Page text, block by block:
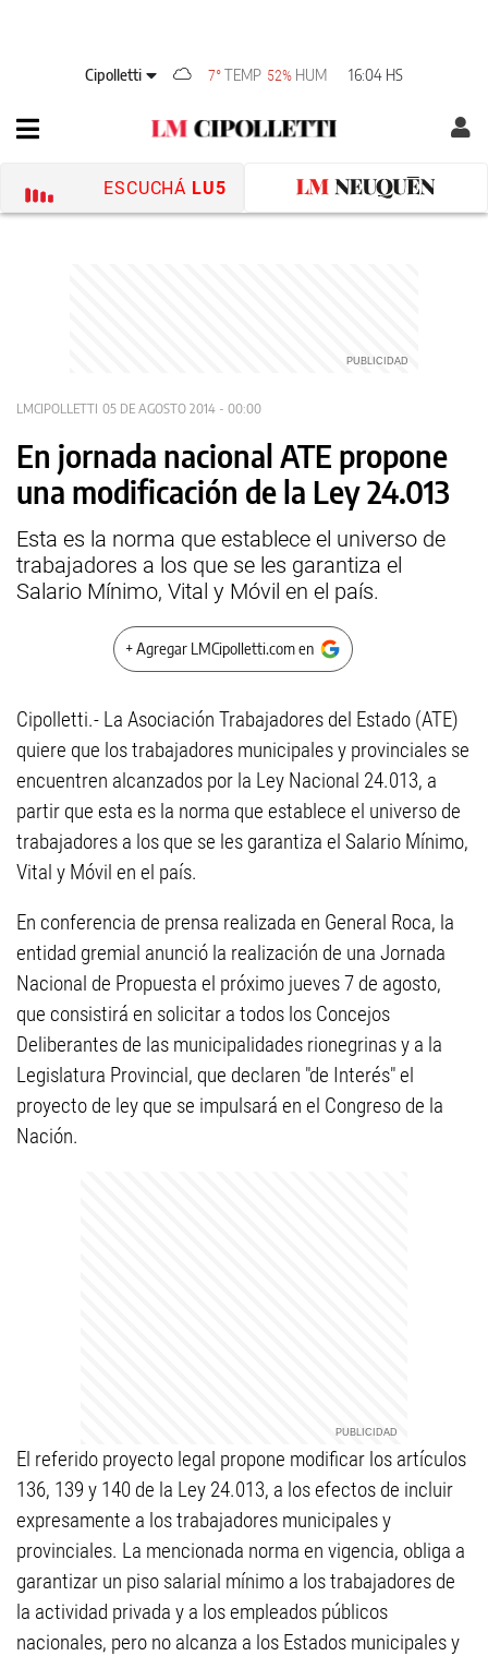
Cipolletti 7° TEMP 52% HUM 16:04 HS
ESCUCHÁ LU5
LMCIPOLLETTI 05 DE AGOSTO 2014 - 00:00
En jornada nacional ATE propone
una modificación de la Ley 24.013
Esta es la norma que establece el universo de
trabajadores a los que se les garantiza el
Salario Mínimo, Vital y Móvil en el país.
+ Agregar LMCipolletti.com en
Cipolletti.- La Asociación Trabajadores del Estado (ATE)
quiere que los trabajadores municipales y ‎provinciales se
encuentren alcanzados por la Ley Nacional 24.013, a
partir que esta es la norma que establece el universo de
trabajadores a los que se les garantiza el Salario Mínimo,
Vital y Móvil en el país.
En conferencia de prensa realizada en General Roca, la
entidad gremial anunció ‎la realización de una Jornada
Nacional de Propuesta el próximo jueves 7 de agosto,
que consistirá en solicitar a todos los Concejos
Deliberantes de las municipalidades rionegrinas y a la
Legislatura Provincial, que declaren "de Interés" el
proyecto de ley que se impulsará en el Congreso de la
Nación.
El referido proyecto legal propone modificar los artículos
136, 139 y 140 de la Ley 24.013, a los efectos de incluir
expresamente a los trabajadores municipales y
provinciales. La mencionada norma en vigencia, obliga a
garantizar un piso salarial mínimo a los trabajadores de
la actividad privada y a los empleados públicos
nacionales, pero no alcanza a los Estados municipales y